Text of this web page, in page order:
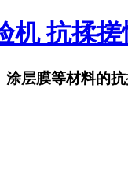
机 抗揉
层膜等材料的